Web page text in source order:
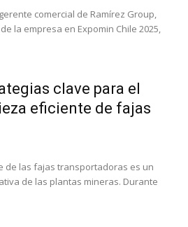
comercial de Ramírez Group,
la empresa en Expomin Chile 2025,
clave para el
eficiente de fajas
de las fajas transportadoras es un
de las plantas mineras. Durante